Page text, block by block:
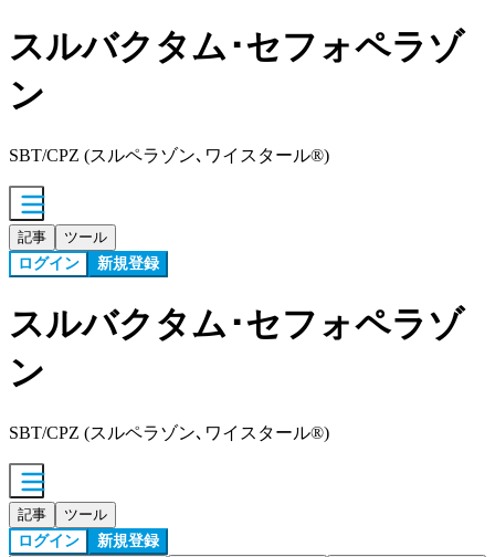
スルバクタム･セフォペラゾ
ン
SBT/CPZ (スルペラゾン､ワイスタール®)
記事 ツール
ログイン 新規登録
スルバクタム･セフォペラゾ
ン
SBT/CPZ (スルペラゾン､ワイスタール®)
記事 ツール
ログイン 新規登録